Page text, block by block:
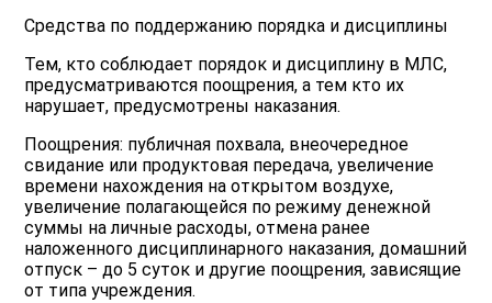
Средства по поддержанию порядка и дисциплины
Тем, кто соблюдает порядок и дисциплину в МЛС,
предусматриваются поощрения, а тем кто их
нарушает, предусмотрены наказания.
Поощрения: публичная похвала, внеочередное
свидание или продуктовая передача, увеличение
времени нахождения на открытом воздухе,
увеличение полагающейся по режиму денежной
суммы на личные расходы, отмена ранее
наложенного дисциплинарного наказания, домашний
отпуск – до 5 суток и другие поощрения, зависящие
от типа учреждения.